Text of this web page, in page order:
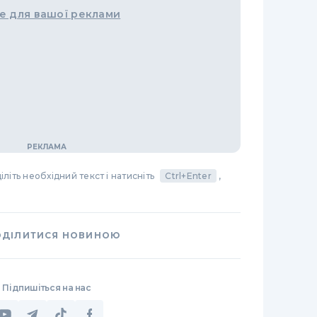
для вашої реклами
необхідний текст і натисніть Ctrl+Enter ,
НОВИНОЮ
Підпишіться на нас